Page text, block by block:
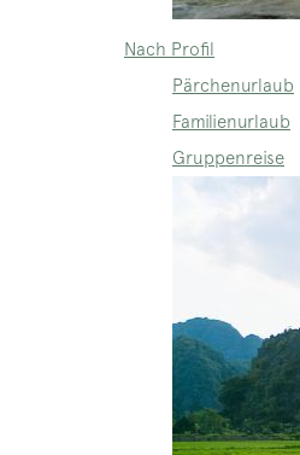
Nach Profil
Pärchenurlaub
Familienurlaub
Gruppenreise